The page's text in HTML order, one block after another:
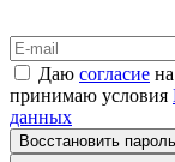
Даю согласие
принимаю условия
данных
Восстановить пароль